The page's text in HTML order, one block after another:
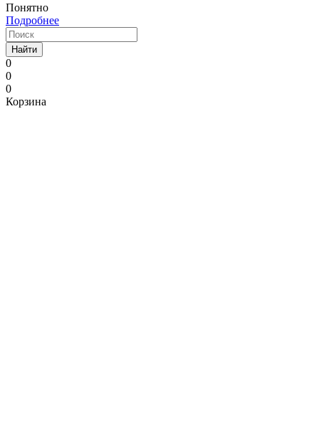
Понятно
Подробнее
Найти
0
0
0
Корзина